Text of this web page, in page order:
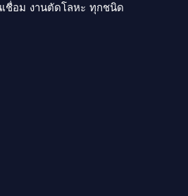
ชื่อม งานตัดโลหะ ทุกชนิด